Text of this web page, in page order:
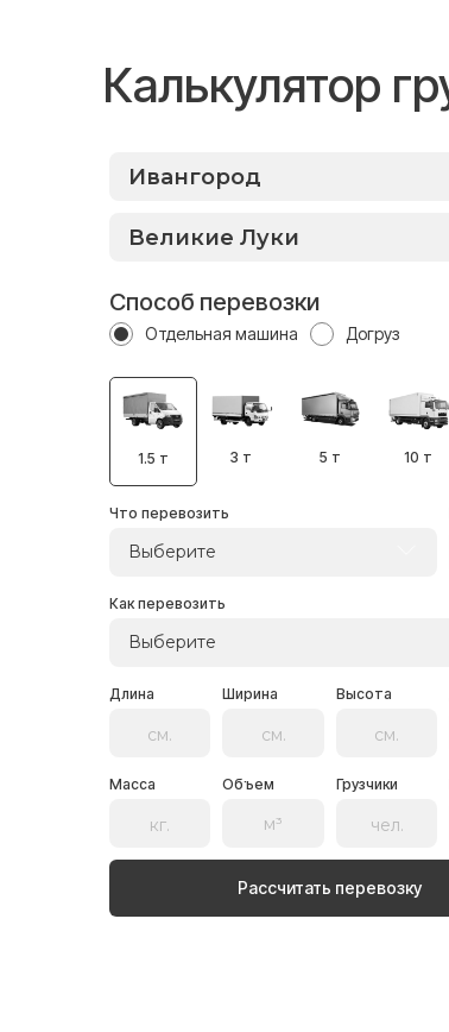
Калькулятор
Способ перевозки
Отдельная машина Догруз
1.5 т 3 т 5 т 10 т
Что перевозить
Выберите
Как перевозить
Выберите
Длина Ширина Высота
Масса Объем Грузчики
Рассчитать перевозку